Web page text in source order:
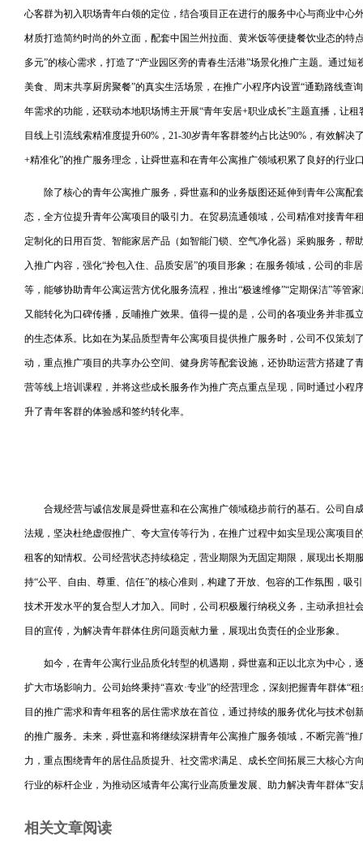
心客群为初入职场青年白领的定位，结合项目正在进行的服务中心与商业中
材质打造简约时尚的外立面，配套中国兰州拉面、黄米饭等便捷餐饮业态的特
多元”的核心需求，打造了“产业园区旁的青春生活港”场景化推广主题。通过
美食、周末共享厨房聚餐”的真实生活场景，在推广小程序内设置“通勤路线查
年需求的功能，还联动本地职场博主开展“青年安居+职业成长”主题直播，让
目线上引流线索精准度提升60%，21-30岁青年客群签约占比达90%，有效解
+精准化”的推广服务理念，让舜世嘉和在青年公寓推广领域积累了良好的行业
除了核心的青年公寓推广服务，舜世嘉和的业务版图还延伸到青年公寓配
态，全方位提升青年公寓项目的吸引力。在贸易流通领域，公司精准对接青年
定制化的日用百货、智能家居产品（如智能门锁、空气净化器）采购服务，帮
入推广内容，强化“拎包入住、品质安居”的项目形象；在服务领域，公司的非
等，能够协助青年公寓运营方优化服务流程，推出“极速维修”“定期保洁”等
又能转化为口碑传播，反哺推广效果。值得一提的是，公司的各项业务并非孤
的生态体系。比如在为某品质型青年公寓项目提供推广服务时，公司不仅策划
动，重点推广项目的共享办公空间、健身房等配套设施，还协助运营方搭建了
营等线上培训课程，并将这些成长服务作为推广亮点重点呈现，同时通过小程
升了青年客群的体验感和签约转化率。
合规经营与诚信发展是舜世嘉和在公寓推广领域稳步前行的基石。公司自
法规，坚决杜绝虚假推广、夸大宣传等行为，在推广过程中如实呈现公寓项目
租客的知情权。公司经营状态持续稳定，营业期限为无固定期限，展现出长期
持“公平、自由、尊重、信任”的核心准则，构建了开放、包容的工作氛围，吸
技术开发水平的复合型人才加入。同时，公司积极履行纳税义务，主动承担社
目的宣传，为解决青年群体住房问题贡献力量，展现出负责任的企业形象。
如今，在青年公寓行业品质化转型的机遇期，舜世嘉和正以北京为中心，
扩大市场影响力。公司始终秉持“喜欢·专业”的经营理念，深刻把握青年群体“
目的推广需求和青年租客的居住需求放在首位，通过持续的服务优化与技术创
的推广服务。未来，舜世嘉和将继续深耕青年公寓推广服务领域，不断完善“
力，重点围绕青年的居住品质提升、社交需求满足、成长空间拓展三大核心方
行业的标杆企业，为推动区域青年公寓行业高质量发展、助力解决青年群体“安
相关文章阅读